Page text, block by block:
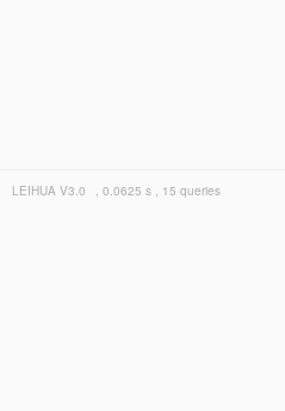
LEIHUA V3.0 , 0.0625 s , 15 queries